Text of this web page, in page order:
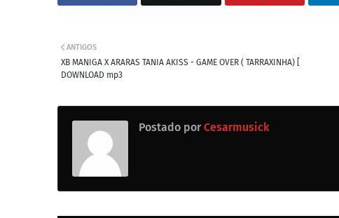
ANTIGOS
XB MANIGA X ARARAS TANIA AKISS - GAME OVER ( TARRAXINHA) [
DOWNLOAD mp3
Postado por Cesarmusick